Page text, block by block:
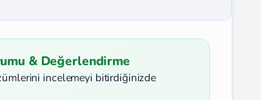
& Değerlendirme
incelemeyi bitirdiğinizde